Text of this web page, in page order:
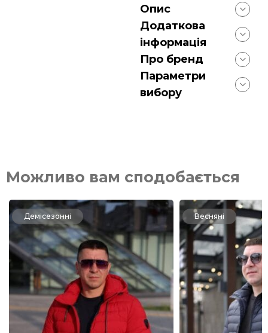
Опис
Додаткова
інформація
Про бренд
Параметри
вибору
Можливо вам сподобається
Демісезонні Весняні